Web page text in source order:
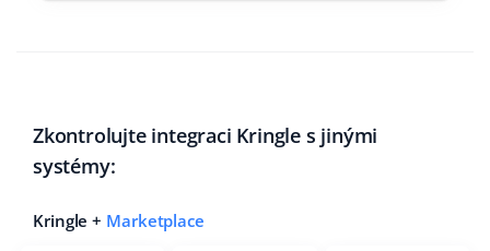
Zkontrolujte integraci Kringle s jinými
systémy:
Kringle + Marketplace